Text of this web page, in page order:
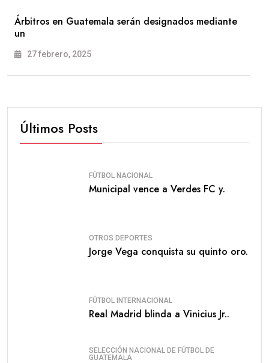
Árbitros en Guatemala serán designados mediante
un
27 febrero, 2025
Últimos Posts
FÚTBOL NACIONAL
Municipal vence a Verdes FC y.
OTROS DEPORTES
Jorge Vega conquista su quinto oro.
FÚTBOL INTERNACIONAL
Real Madrid blinda a Vinicius Jr..
SELECCIÓN NACIONAL DE FÚTBOL DE
GUATEMALA